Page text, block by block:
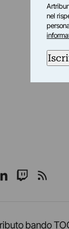
su su
Seguici
bando
nel